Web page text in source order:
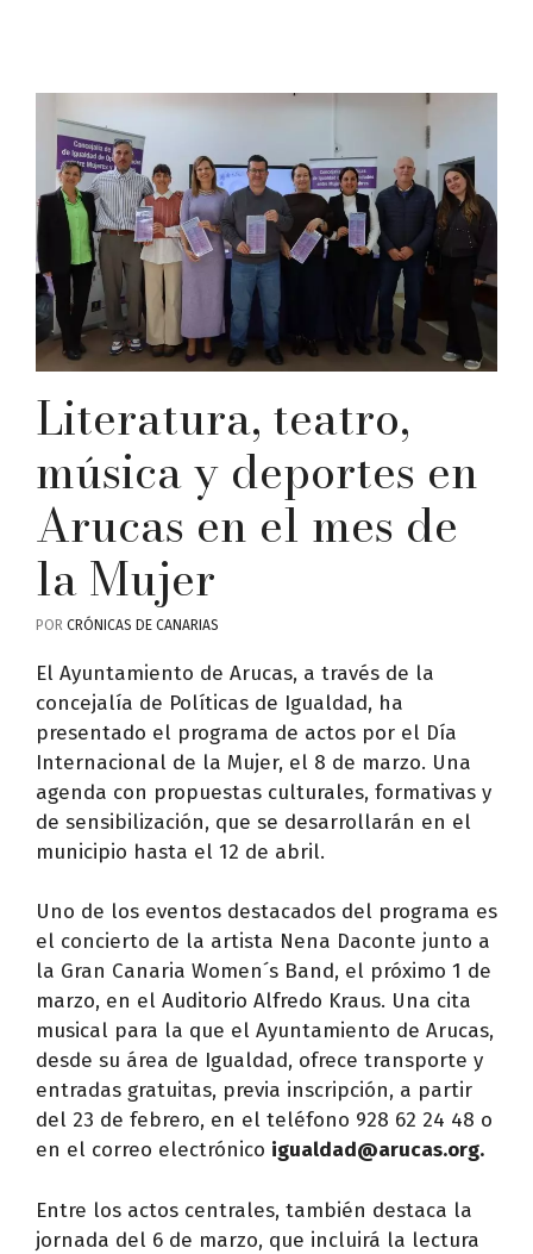
Literatura, teatro,
música y deportes en
Arucas en el mes de
la Mujer
POR CRÓNICAS DE CANARIAS
El Ayuntamiento de Arucas, a través de la
concejalía de Políticas de Igualdad, ha
presentado el programa de actos por el Día
Internacional de la Mujer, el 8 de marzo. Una
agenda con propuestas culturales, formativas y
de sensibilización, que se desarrollarán en el
municipio hasta el 12 de abril.
Uno de los eventos destacados del programa es
el concierto de la artista Nena Daconte junto a
la Gran Canaria Women´s Band, el próximo 1 de
marzo, en el Auditorio Alfredo Kraus. Una cita
musical para la que el Ayuntamiento de Arucas,
desde su área de Igualdad, ofrece transporte y
entradas gratuitas, previa inscripción, a partir
del 23 de febrero, en el teléfono 928 62 24 48 o
en el correo electrónico igualdad@arucas.org.
Entre los actos centrales, también destaca la
jornada del 6 de marzo, que incluirá la lectura